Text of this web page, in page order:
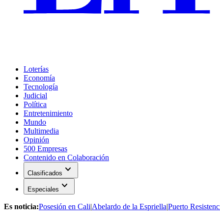
Loterías
Economía
Tecnología
Judicial
Política
Entretenimiento
Mundo
Multimedia
Opinión
500 Empresas
Contenido en Colaboración
Clasificados expand_more
Especiales expand_more
Es noticia:Posesión en Cali|Abelardo de la Espriella|Puerto